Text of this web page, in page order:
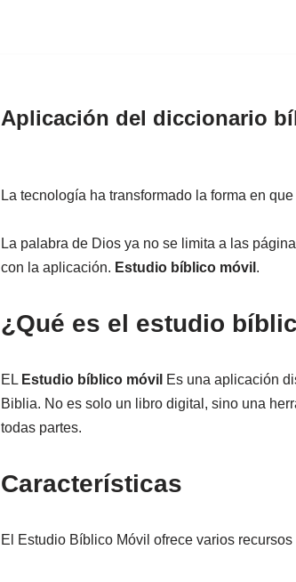
Aplicación del diccionario
La tecnología ha transformado la forma en
La palabra de Dios ya no se limita a las
con la aplicación. Estudio bíblico móvil .
¿Qué es el estudio
EL Estudio bíblico móvil Es una aplicación
Biblia. No es solo un libro digital, sino una
todas partes.
Características
El Estudio Bíblico Móvil ofrece varios